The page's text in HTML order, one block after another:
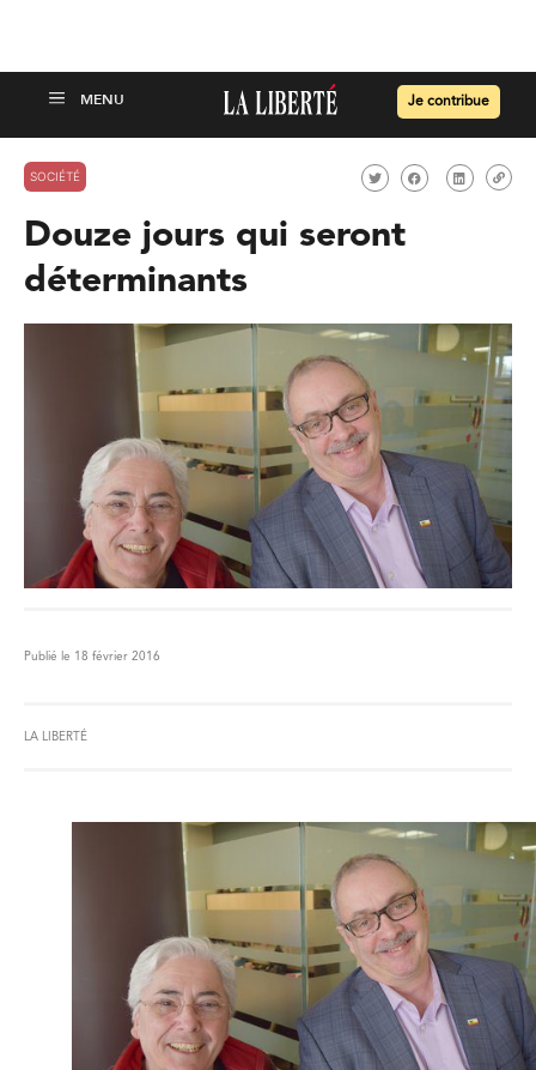
Je contribue
SOCIÉTÉ
Douze jours qui seront
déterminants
Publié le 18 février 2016
LA LIBERTÉ